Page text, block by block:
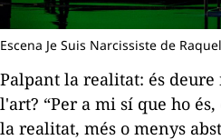
Escena Je Suis Narcissiste de
Palpant la realitat: és deure
l'art? “Per a mi sí que ho
la realitat, més o menys